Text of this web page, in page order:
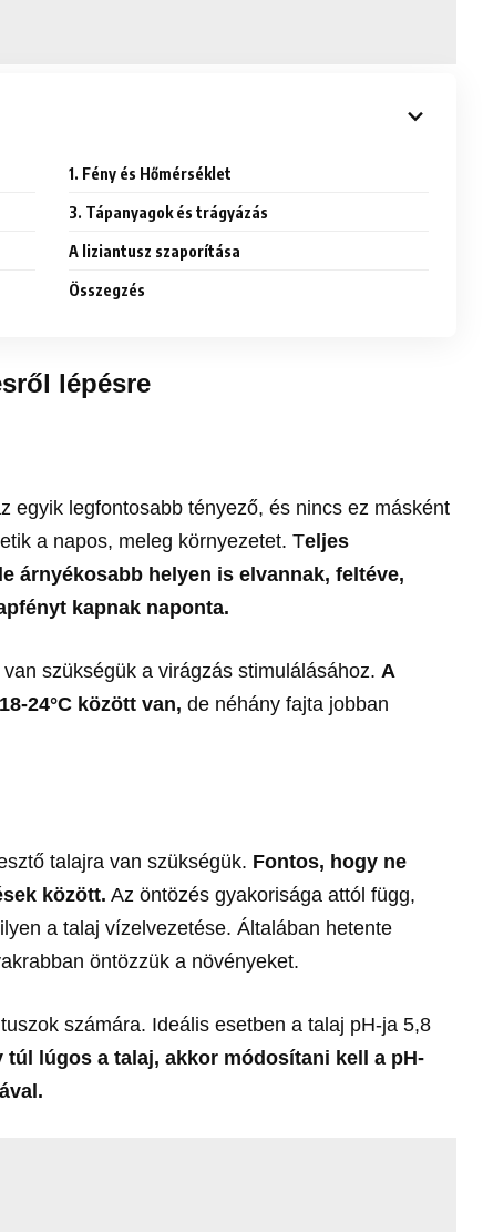
1. Fény és Hőmérséklet
3. Tápanyagok és trágyázás
A liziantusz szaporítása
Összegzés
lépésre
egyik legfontosabb tényező, és nincs ez másként
a napos, meleg környezetet. Teljes
árnyékosabb helyen is elvannak, feltéve,
kapnak naponta.
szükségük a virágzás stimulálásához. A
24°C között van, de néhány fajta jobban
talajra van szükségük. Fontos, hogy ne
között. Az öntözés gyakorisága attól függ,
a talaj vízelvezetése. Általában hetente
öntözzük a növényeket.
számára. Ideális esetben a talaj pH-ja 5,8
túl lúgos a talaj, akkor módosítani kell a pH-